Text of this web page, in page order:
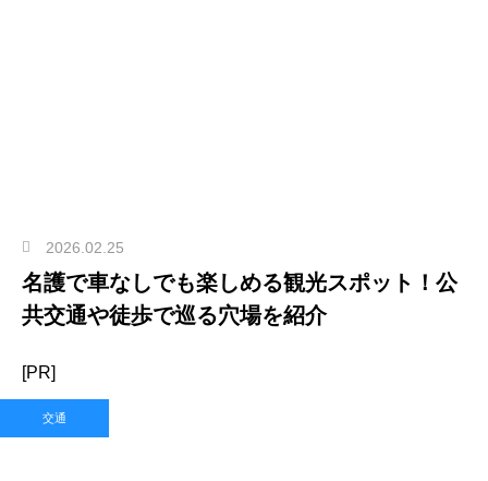
2026.02.25
名護で車なしでも楽しめる観光スポット！公
共交通や徒歩で巡る穴場を紹介
[PR]
交通